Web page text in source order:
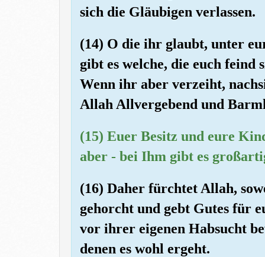
sich die Gläubigen verlassen.
(14) O die ihr glaubt, unter
gibt es welche, die euch feind
Wenn ihr aber verzeiht,
Allah Allvergebend und
(15) Euer Besitz und eure
aber - bei Ihm gibt es
(16) Daher fürchtet Allah,
gehorcht und gebt Gutes für
vor ihrer eigenen Habsucht
denen es wohl ergeht.